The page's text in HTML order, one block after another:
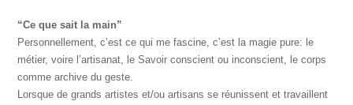
“Ce que sait la main”
Personnellement, c’est ce qui me fascine, c’est la magie pure: le
métier, voire l’artisanat, le Savoir conscient ou inconscient, le corps
comme archive du geste.
Lorsque de grands artistes et/ou artisans se réunissent et travaillent